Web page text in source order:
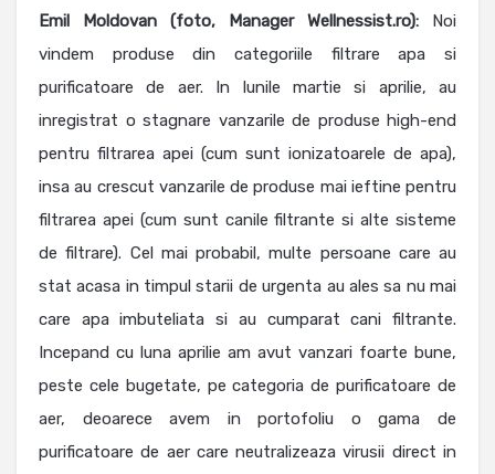
Emil Moldovan (foto, Manager Wellnessist.ro): Noi
vindem produse din categoriile filtrare apa si
purificatoare de aer. In lunile martie si aprilie, au
inregistrat o stagnare vanzarile de produse high-end
pentru filtrarea apei (cum sunt ionizatoarele de apa),
insa au crescut vanzarile de produse mai ieftine pentru
filtrarea apei (cum sunt canile filtrante si alte sisteme
de filtrare). Cel mai probabil, multe persoane care au
stat acasa in timpul starii de urgenta au ales sa nu mai
care apa imbuteliata si au cumparat cani filtrante.
Incepand cu luna aprilie am avut vanzari foarte bune,
peste cele bugetate, pe categoria de purificatoare de
aer, deoarece avem in portofoliu o gama de
purificatoare de aer care neutralizeaza virusii direct in